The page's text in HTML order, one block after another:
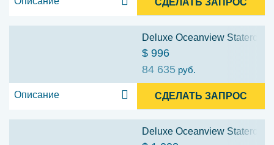
СДЕЛАТЬ ЗАПРОС
Deluxe Oceanview
$ 996
84 635 руб.
Описание СДЕЛАТЬ ЗАПРОС
Deluxe Oceanview